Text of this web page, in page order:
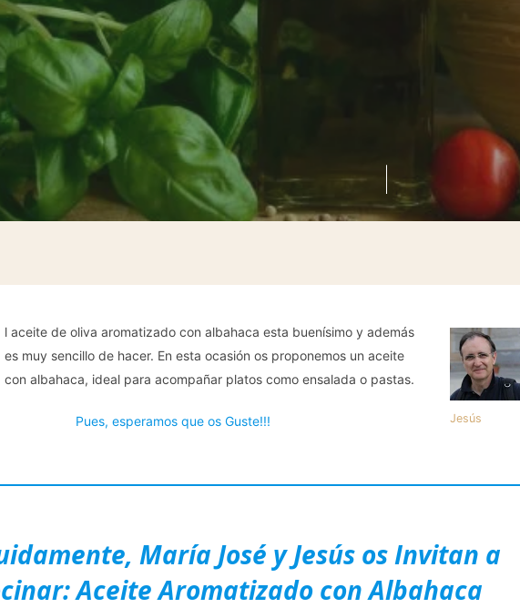
Jesús
l aceite de oliva aromatizado con albahaca esta buenísimo y además
es muy sencillo de hacer. En esta ocasión os proponemos un aceite
con albahaca, ideal para acompañar platos como ensalada o pastas.
Pues, esperamos que os Guste!!!
María José y Jesús os Invitan a
Aceite Aromatizado con Albahaca